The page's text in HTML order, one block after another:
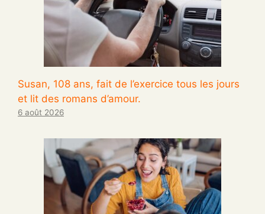
Susan, 108 ans, fait de l’exercice tous les jours
et lit des romans d’amour.
6 août 2026